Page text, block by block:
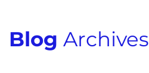
Blog Archives